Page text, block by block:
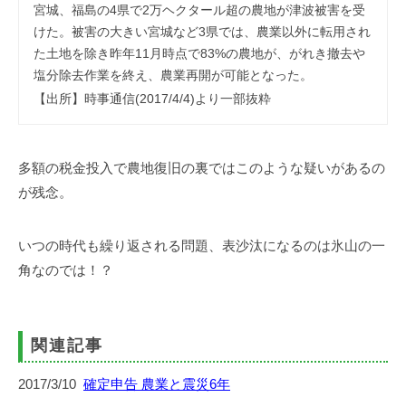
宮城、福島の4県で2万ヘクタール超の農地が津波被害を受
けた。被害の大きい宮城など3県では、農業以外に転用され
た土地を除き昨年11月時点で83%の農地が、がれき撤去や
塩分除去作業を終え、農業再開が可能となった。
【出所】時事通信(2017/4/4)より一部抜粋
多額の税金投入で農地復旧の裏ではこのような疑いがあるの
が残念。
いつの時代も繰り返される問題、表沙汰になるのは氷山の一
角なのでは！？
関連記事
2017/3/10 確定申告 農業と震災6年